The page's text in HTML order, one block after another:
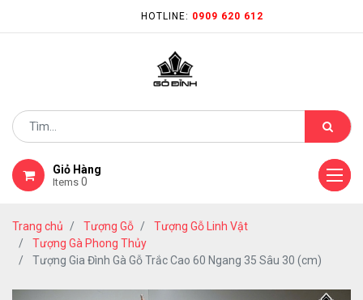
HOTLINE: 0909 620 612
Giỏ Hàng
Items 0
Trang chủ Tượng Gỗ
Tượng Gỗ Linh Vật
Tượng Gà Phong Thủy
Tượng Gia Đình Gà Gỗ Trắc Cao 60 Ngang 35 Sâu 30 (cm)